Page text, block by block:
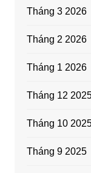
Tháng 3 2026
Tháng 2 2026
Tháng 1 2026
Tháng 12
Tháng 10
Tháng 9 2025